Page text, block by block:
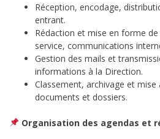
Réception, encodage,
entrant.
Rédaction et mise en forme
service, communications
Gestion des mails et
informations à la Direction.
Classement, archivage et
documents et dossiers.
Organisation des agendas et